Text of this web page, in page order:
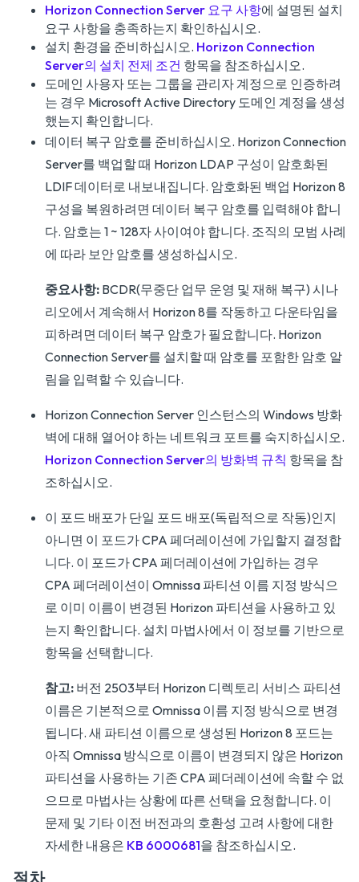
Horizon Connection Server 요구 사항에 설명된 설치
요구 사항을 충족하는지 확인하십시오.
설치 환경을 준비하십시오. Horizon Connection
Server의 설치 전제 조건 항목을 참조하십시오.
도메인 사용자 또는 그룹을 관리자 계정으로 인증하려
는 경우 Microsoft Active Directory 도메인 계정을 생성
했는지 확인합니다.
데이터 복구 암호를 준비하십시오. Horizon Connection
Server를 백업할 때 Horizon LDAP 구성이 암호화된
LDIF 데이터로 내보내집니다. 암호화된 백업 Horizon 8
구성을 복원하려면 데이터 복구 암호를 입력해야 합니
다. 암호는 1 ~ 128자 사이여야 합니다. 조직의 모범 사례
에 따라 보안 암호를 생성하십시오.
중요사항: BCDR(무중단 업무 운영 및 재해 복구) 시나
리오에서 계속해서 Horizon 8를 작동하고 다운타임을
피하려면 데이터 복구 암호가 필요합니다. Horizon
Connection Server를 설치할 때 암호를 포함한 암호 알
림을 입력할 수 있습니다.
Horizon Connection Server 인스턴스의 Windows 방화
벽에 대해 열어야 하는 네트워크 포트를 숙지하십시오.
Horizon Connection Server의 방화벽 규칙 항목을 참
조하십시오.
이 포드 배포가 단일 포드 배포(독립적으로 작동)인지
아니면 이 포드가 CPA 페더레이션에 가입할지 결정합
니다. 이 포드가 CPA 페더레이션에 가입하는 경우
CPA 페더레이션이 Omnissa 파티션 이름 지정 방식으
로 이미 이름이 변경된 Horizon 파티션을 사용하고 있
는지 확인합니다. 설치 마법사에서 이 정보를 기반으로
항목을 선택합니다.
참고: 버전 2503부터 Horizon 디렉토리 서비스 파티션
이름은 기본적으로 Omnissa 이름 지정 방식으로 변경
됩니다. 새 파티션 이름으로 생성된 Horizon 8 포드는
아직 Omnissa 방식으로 이름이 변경되지 않은 Horizon
파티션을 사용하는 기존 CPA 페더레이션에 속할 수 없
으므로 마법사는 상황에 따른 선택을 요청합니다. 이
문제 및 기타 이전 버전과의 호환성 고려 사항에 대한
자세한 내용은 KB 6000681을 참조하십시오.
절차